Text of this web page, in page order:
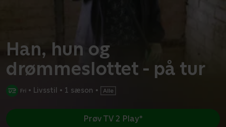
Han, hun og
drømmeslottet - på tur
• Livsstil • 1 sæson •
Prøv TV 2 Play*